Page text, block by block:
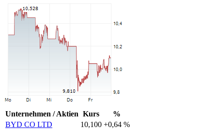
Unternehmen / Aktien Kurs
%
BYD CO LTD
10,100 +0,64 %